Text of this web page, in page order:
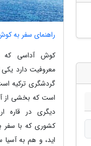
راهنمای سفر به
کوش آداسی که
معروفیت دارد یکی
گردشگری ترکیه
است که بخشی از
دیگری در قاره
کشوری که با سفر
اید، و هم به آسیا